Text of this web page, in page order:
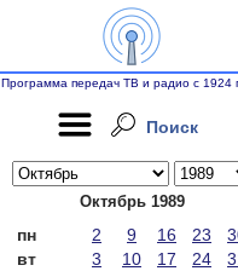
Программа передач ТВ и радио с 1924
Поиск
Октябрь 1989
пн 2 9 16 23
вт
3 10 17 24